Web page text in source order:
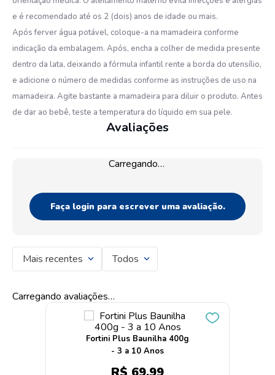
e é recomendado até os 2 (dois) anos de idade ou mais.
Após ferver água potável, coloque-a na mamadeira conforme
indicação da embalagem. Após, encha a colher de medida presente
dentro da lata, deixando a fórmula infantil rente a borda do utensílio,
e adicione o número de medidas conforme as instruções de uso na
mamadeira. Agite bastante a mamadeira para diluir o produto. Antes
de dar ao bebê, teste a temperatura do líquido em sua pele.
Avaliações
Carregando…
Faça login para escrever uma avaliação.
Mais recentes Todos
Carregando avaliações…
Fortini Plus Baunilha 400g
- 3 a 10 Anos